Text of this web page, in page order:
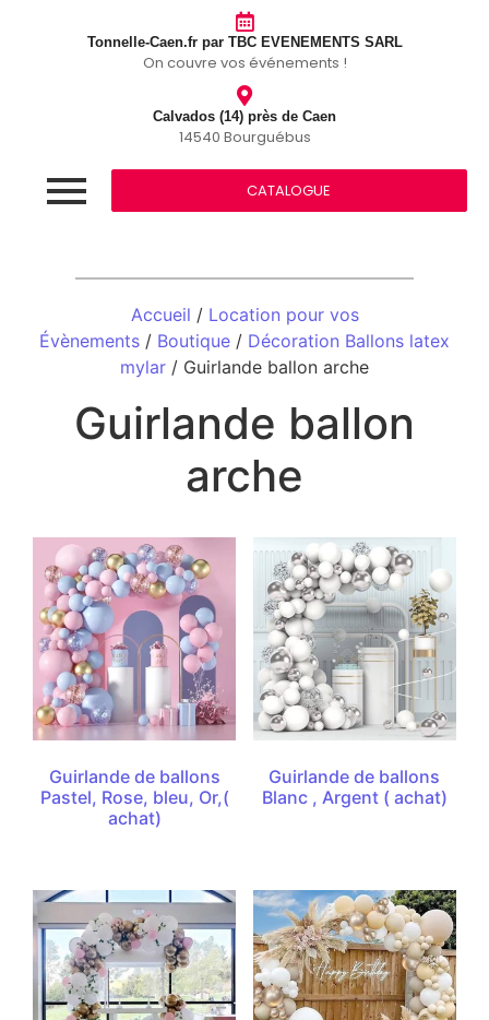
Tonnelle-Caen.fr par TBC EVENEMENTS SARL
On couvre vos événements !
Calvados (14) près de Caen
14540 Bourguébus
CATALOGUE
Accueil / Location pour vos
Évènements / Boutique / Décoration Ballons latex
mylar / Guirlande ballon arche
Guirlande ballon
arche
Guirlande de ballons
Pastel, Rose, bleu, Or,(
achat)
Guirlande de ballons
Blanc , Argent ( achat)